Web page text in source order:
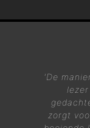
'De
zorgt